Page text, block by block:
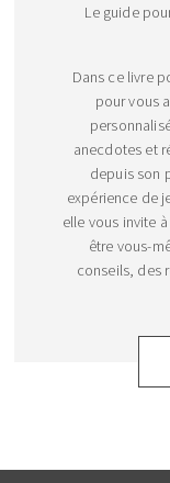
Le guide
Dans ce livre
pour vous
anecdotes et
depuis son
expérience de
elle vous invite
être vous-
conseils, des